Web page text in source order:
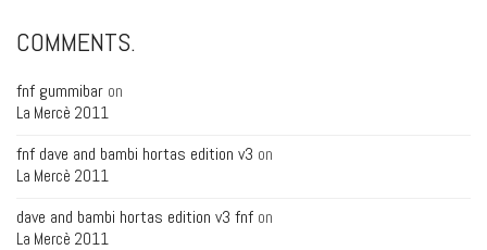
COMMENTS.
fnf gummibar on
La Mercè 2011
fnf dave and bambi hortas edition v3 on
La Mercè 2011
dave and bambi hortas edition v3 fnf on
La Mercè 2011